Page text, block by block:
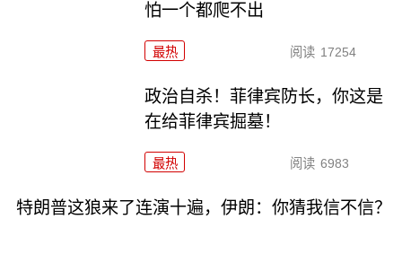
怕一个都爬不出
最热 阅读 17254
政治自杀！菲律宾防长，你这是
在给菲律宾掘墓！
最热 阅读 6983
特朗普这狼来了连演十遍，伊朗：你猜我信不信？